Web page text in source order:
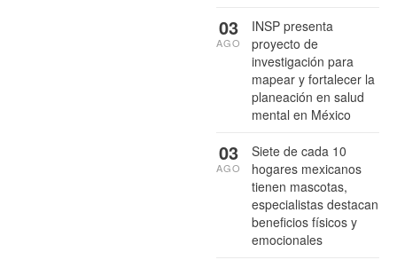
INSP presenta
proyecto de
investigación para
mapear y fortalecer la
planeación en salud
mental en México
03
AGO
Siete de cada 10
hogares mexicanos
tienen mascotas,
especialistas destacan
beneficios físicos y
emocionales
03
AGO